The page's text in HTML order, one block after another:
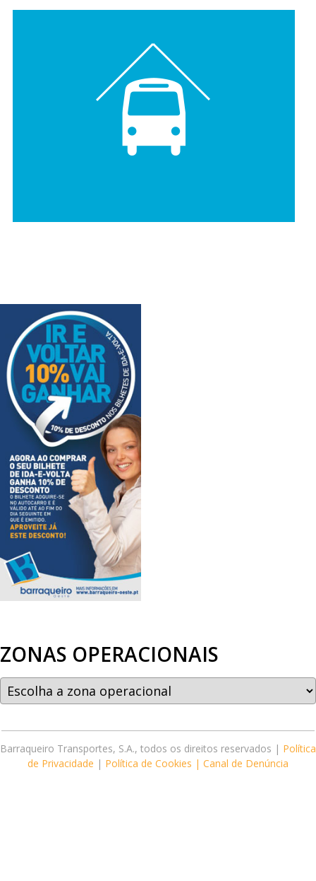
ZONAS OPERACIONAIS
Barraqueiro Transportes, S.A., todos os direitos reservados | Política
de Privacidade | Política de Cookies | Canal de Denúncia